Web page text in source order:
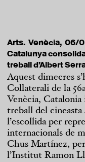
Arts. Venècia, 06/
Catalunya
treball d’Albert
Aquest dimecres
Collaterali de la
Venècia,
treball del
l’escollida per
internacionals de
Chus Martínez,
l’Institut Ramon